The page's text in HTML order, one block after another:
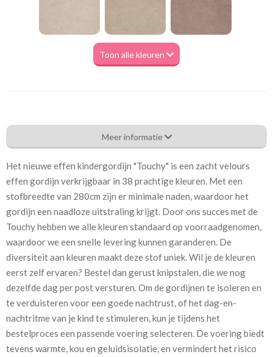
Toon alle kleuren
Eg_Touchy 03 sand
Eigenschappen gordijnstof
Artikelnummer Eg_Touchy 03 sand
Stofbreedte: 280 cm
Mate van verduistering:
Geen (voering optioneel
tijdens bestelproces)
Meestal eerder, maar houd
rekening met
circa 2-3 weken
Materiaal: 100% polyester
Meer informatie
Het nieuwe effen kindergordijn "Touchy" is een zacht velours
effen gordijn verkrijgbaar in 38 prachtige kleuren. Met een
stofbreedte van 280cm zijn er minimale naden, waardoor het
gordijn een naadloze uitstraling krijgt. Door ons succes met de
Touchy hebben we alle kleuren standaard op voorraadgenomen,
waardoor we een snelle levering kunnen garanderen. De
diversiteit aan kleuren maakt deze stof uniek. Wil je de kleuren
eerst zelf ervaren? Bestel dan gerust knipstalen, die we nog
dezelfde dag per post versturen. Om de gordijnen te isoleren en
te verduisteren voor een goede nachtrust, of het dag-en-
nachtritme van je kind te stimuleren, kun je tijdens het
bestelproces een passende voering selecteren. De voering biedt
tevens warmte, kou en geluidsisolatie, en vermindert het risico